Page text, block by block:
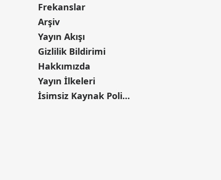
Frekanslar
Arşiv
Yayın Akışı
Gizlilik Bildirimi
Hakkımızda
Yayın İlkeleri
İsimsiz Kaynak Politikası